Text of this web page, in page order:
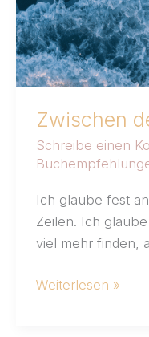
Zwischen
Schreibe einen
Ich glaube fest
Zeilen. Ich
viel mehr finden,
Weiterlesen »